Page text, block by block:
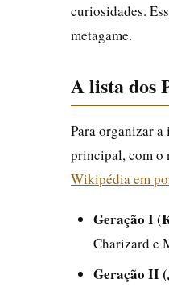
curiosidades.
metagame.
A lista dos
Para organizar a
principal, com o
Wikipédia em
Geração I
Charizard e
Geração II